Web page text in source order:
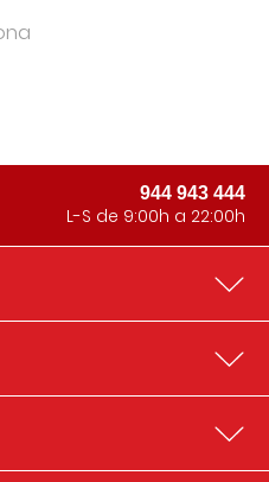
944 943 444
L-S de 9:00h a 22:00h